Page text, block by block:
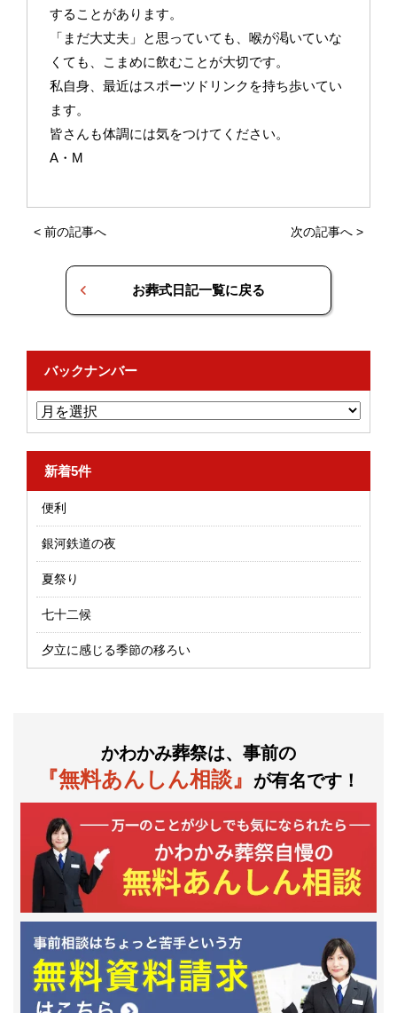
することがあります。
「まだ大丈夫」と思っていても、喉が渇いていな
くても、こまめに飲むことが大切です。
私自身、最近はスポーツドリンクを持ち歩いてい
ます。
皆さんも体調には気をつけてください。
A・M
< 前の記事へ 次の記事へ >
お葬式日記一覧に戻る
バックナンバー
新着5件
便利
銀河鉄道の夜
夏祭り
七十二候
夕立に感じる季節の移ろい
かわかみ葬祭は、事前の
『無料あんしん相談』 が有名です！